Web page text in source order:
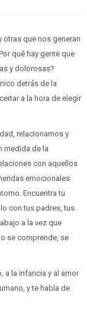
otras que nos generan
qué hay gente que
y dolorosas?
detrás de la
a la hora de elegir
relacionarnos y
medida de la
con aquellos
emocionales
Encuentra tu
con tus padres, tus
a la vez que
se comprende, se
a la infancia y al amor
y te habla de